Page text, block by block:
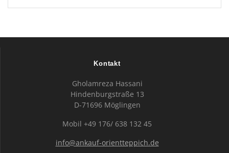
Kontakt
Gholamreza Hassani
Hindenburgstraße 13
D-71696 Möglingen
Mobil +49 176/ 638 132 45
info@ankauf-orientteppich.de